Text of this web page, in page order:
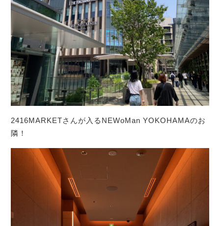
2416MARKETさんが入るNEWoMan YOKOHAMAのお
隣！